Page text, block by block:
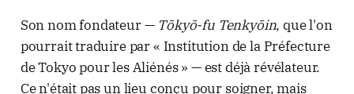
Son nom fondateur — Tōkyō-fu Tenkyōin, que l'on
pourrait traduire par « Institution de la Préfecture
de Tokyo pour les Aliénés » — est déjà révélateur.
Ce n'était pas un lieu conçu pour soigner, mais